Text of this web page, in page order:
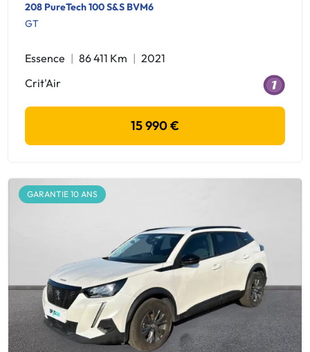
208 PureTech 100 S&S BVM6
GT
Essence 86 411 Km
2021
Crit'Air
15 990 €
GARANTIE 10 ANS